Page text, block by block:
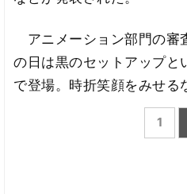
アニメーション部門の審
の日は黒のセットアップと
で登場。時折笑顔をみせる
1